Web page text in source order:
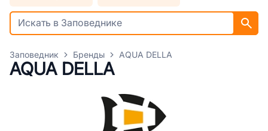
Заповедник Бренды AQUA DELLA
AQUA DELLA